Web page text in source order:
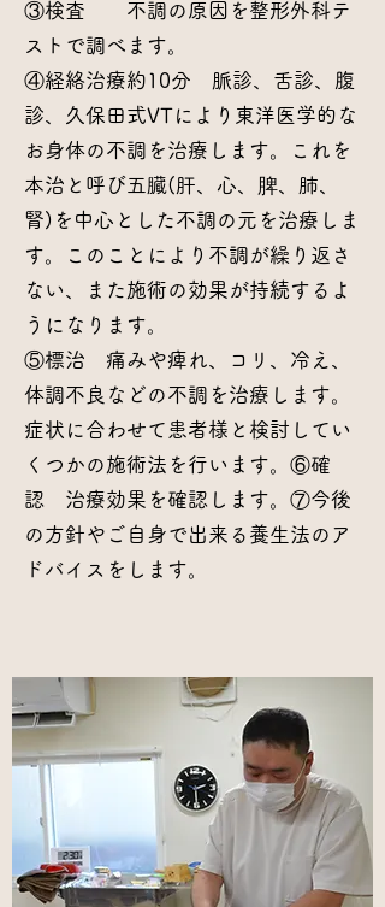
③検査 不調の原因を整形外科テ
ストで調べます。
④経絡治療約10分 脈診、舌診、腹
診、久保田式VTにより東洋医学的な
お身体の不調を治療します。これを
本治と呼び五臓(肝、心、脾、肺、
腎)を中心とした不調の元を治療しま
す。このことにより不調が繰り返さ
ない、また施術の効果が持続するよ
うになります。
⑤標治 痛みや痺れ、コリ、冷え、
体調不良などの不調を治療します。
症状に合わせて患者様と検討してい
くつかの施術法を行います。⑥確
認 治療効果を確認します。⑦今後
の方針やご自身で出来る養生法のア
ドバイスをします。